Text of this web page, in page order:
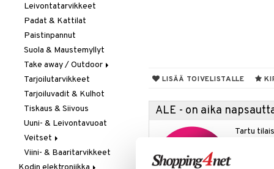
LISÄÄ TOIVELISTALLE
ALE - on aika
Tartu
Viinilasit
Whiskey- & Konjakkilasit
Leivontatarvikkeet
Padat & Kattilat
Paistinpannut
Suola & Maustemyllyt
Take away / Outdoor
Eväslaatikot
Pullot
Termoskannut
Termosmukit
Tarjoilutarvikkeet
Tarjoiluvadit & Kulhot
Tiskaus & Siivous
Uuni- & Leivontavuoat
Veitset
Erityisveitset
Viini- & Baaritarvikkeet